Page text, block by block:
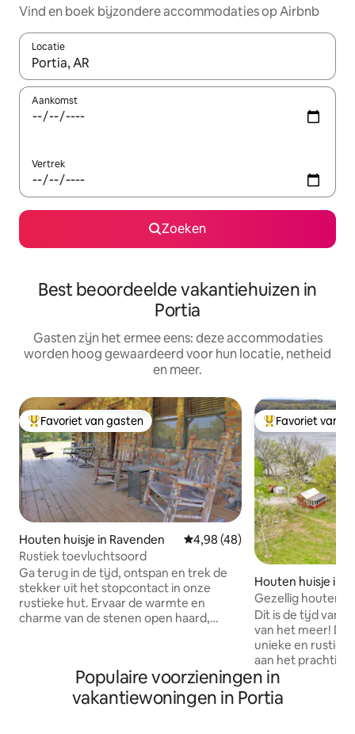
Vind en boek bijzondere accommodaties op Airbnb
Locatie
Wanneer er suggesties beschikbaar zijn, maak je een keuze
Aankomst
Vertrek
Zoeken
Best beoordeelde vakantiehuizen in
Portia
Gasten zijn het ermee eens: deze accommodaties
worden hoog gewaardeerd voor hun locatie, netheid
en meer.
Topfavoriet van gasten
Favoriet van gasten
Houten huisje in Ravenden Gemiddelde beoordeling van
4,98 (48)
Rustiek toevluchtsoord
Ga terug in de tijd, ontspan en trek de
stekker uit het stopcontact in onze
rustieke hut. Ervaar de warmte en
charme van de stenen open haard,
kachel, ontspan in het bad met pootjes.
Geniet van een zonsondergang of koffie
in de ochtend in grote schommelstoelen
Topfavoriet van
Favoriet van
Houten huisje in
Gezellig houten
Dit is de tijd van
van het meer! Doe het rustig aan in dit
unieke en rustige
aan het prachtige
op het meer aan
meer om te
Deze
Populaire voorzieningen in
vakantiewoningen in Portia